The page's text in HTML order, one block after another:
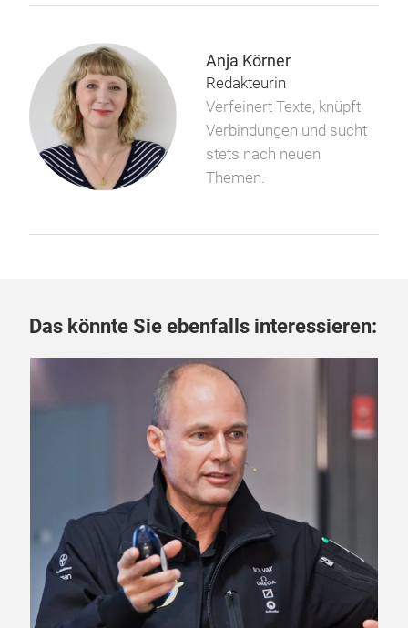
Anja Körner
Redakteurin
Verfeinert Texte, knüpft
Verbindungen und sucht
stets nach neuen
Themen.
Das könnte Sie ebenfalls interessieren: